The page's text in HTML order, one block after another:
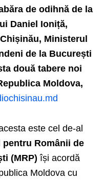
de odihnă de la
Daniel Ioniță,
Ministerul
de la București
două tabere noi
Moldova,
este cel de-al
pentru Românii de
(MRP) își acordă
Moldova cu